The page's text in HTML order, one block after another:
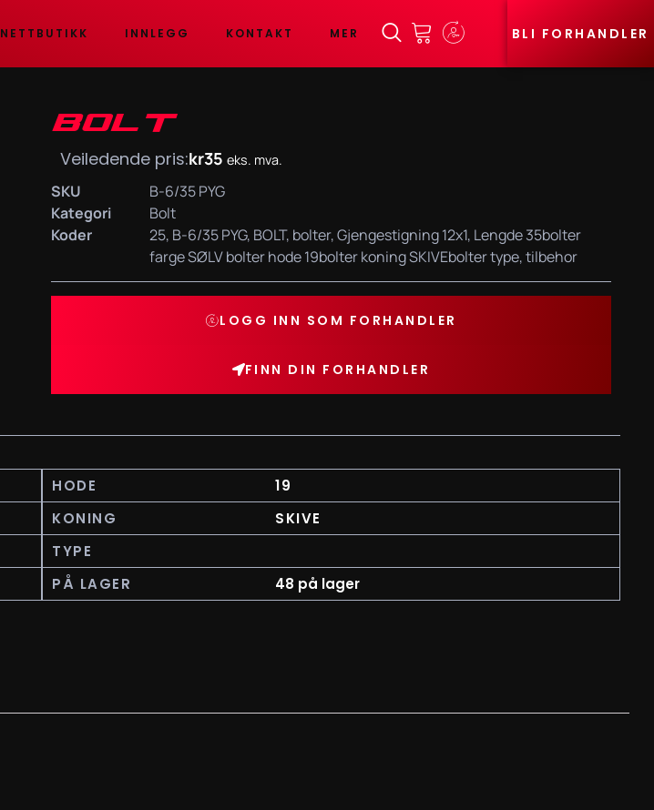
NETTBUTIKK INNLEGG KONTAKT MER BLI FORHANDLER
BOLT
Veiledende pris:kr35 eks. mva.
SKU
B-6/35 PYG
Kategori
Bolt
Koder
25, B-6/35 PYG, BOLT, bolter,Gjengestigning 12x1, Lengde 35bolter
farge SØLV bolter hode 19bolter koning SKIVEbolter type,tilbehor
LOGG INN SOM FORHANDLER
FINN DIN FORHANDLER
HODE
19
KONING
SKIVE
TYPE
PÅ LAGER
48 på lager